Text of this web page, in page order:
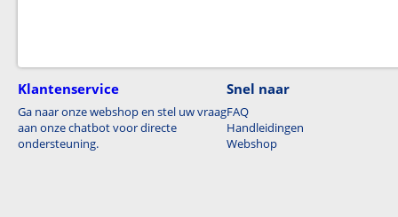
Klantenservice
Ga naar onze webshop en stel uw vraag
aan onze chatbot voor directe
ondersteuning.
Snel naar
FAQ
Handleidingen
Webshop